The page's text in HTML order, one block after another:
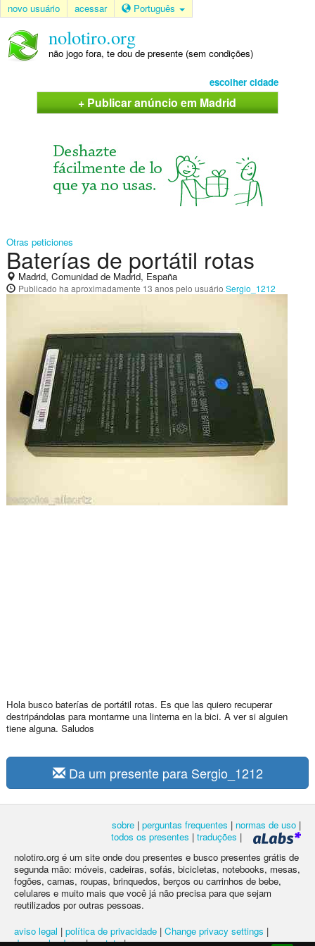
novo usuário acessar Português
nolotiro.org
não jogo fora, te dou de presente (sem condições)
escolher cidade
+ Publicar anúncio em Madrid
Otras peticiones
Baterías de portátil rotas
Madrid, Comunidad de Madrid, España
Publicado ha aproximadamente 13 anospelo usuário Sergio_1212
Hola busco baterías de portátil rotas. Es que las quiero recuperar
destripándolas para montarme una linterna en la bici. A ver si alguien
tiene alguna. Saludos
Da um presente para Sergio_1212
sobre | perguntas frequentes | normas de uso |
todos os presentes | traduções |
nolotiro.org é um site onde dou presentes e busco presentes grátis de
segunda mão: móveis, cadeiras, sofás, bicicletas, notebooks, mesas,
fogões, camas, roupas, brinquedos, berços ou carrinhos de bebe,
celulares e muito mais que você já não precisa para que sejam
reutilizados por outras pessoas.
aviso legal | política de privacidade | Change privacy settings |
desenvolvedores|contato|